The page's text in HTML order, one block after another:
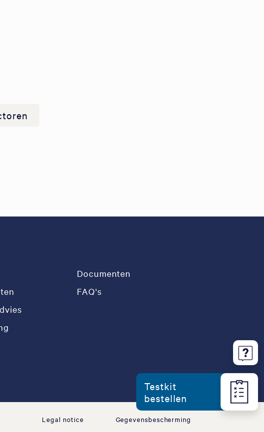
Documenten
FAQ's
Legal notice Gegevensbescherming
Testkit
bestellen